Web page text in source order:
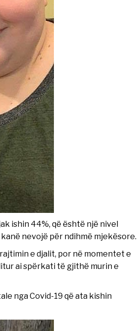
ishin 44%, që është një nivel
nevojë për ndihmë mjekësore.
e djalit, por në momentet e
ai spërkati të gjithë murin e
nga Covid-19 që ata kishin